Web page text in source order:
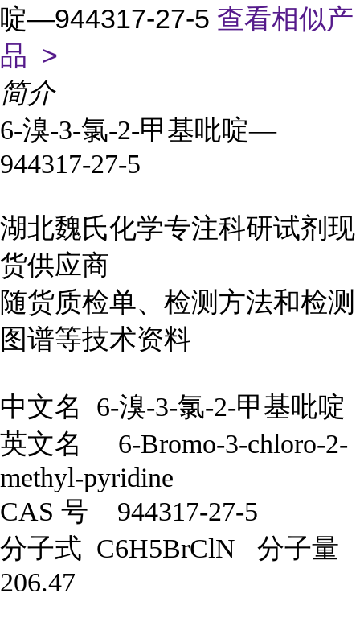
啶—944317-27-5 查看相似产
品 >
简介
6-溴-3-氯-2-甲基吡啶—
944317-27-5
湖北魏氏化学专注科研试剂现
货供应商
随货质检单、检测方法和检测
图谱等技术资料
中文名
6-溴-3-氯-2-甲基吡啶
英文名 6-Bromo-3-chloro-2-
methyl-pyridine
CAS 号 944317-27-5
分子式 C6H5BrClN 分子量
206.47